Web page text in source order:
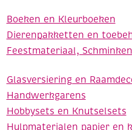
Boeken en Kleurboeken
Dierenpakketten en
Feestmateriaal,
Glasversiering en
Handwerkgarens
Hobbysets en Knutselsets
Hulpmaterialen papier en